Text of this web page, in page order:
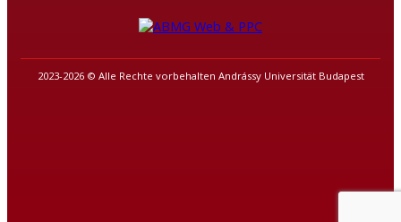
2023-2026 © Alle Rechte vorbehalten Andrássy Universität Budapest